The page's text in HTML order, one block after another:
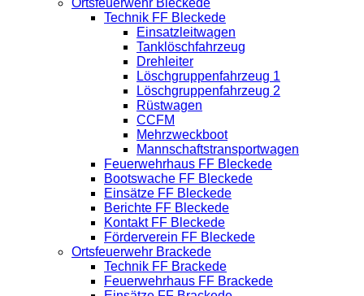
Technik FF Bleckede
Einsatzleitwagen
Tanklöschfahrzeug
Drehleiter
Löschgruppenfahrzeug 1
Löschgruppenfahrzeug 2
Rüstwagen
CCFM
Mehrzweckboot
Mannschaftstransportwagen
Feuerwehrhaus FF Bleckede
Bootswache FF Bleckede
Einsätze FF Bleckede
Berichte FF Bleckede
Kontakt FF Bleckede
Förderverein FF Bleckede
Ortsfeuerwehr Brackede
Technik FF Brackede
Feuerwehrhaus FF Brackede